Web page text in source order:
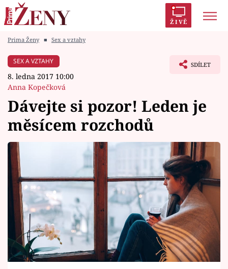
ŽIVĚ
Módní alarm
Témata
Celebrity
Vztahy
Seriály
Horoskopy
Sledujte prima+
Prima Ženy ■ Sex a vztahy
SEX A VZTAHY
8. ledna 2017 10:00
Anna Kopečková
SDÍLET
Dávejte si pozor! Leden je
měsícem rozchodů